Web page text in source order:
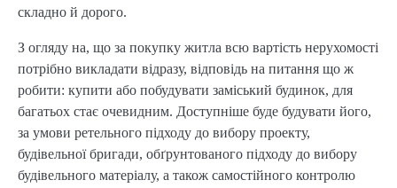
складно й дорого.
З огляду на, що за покупку житла всю вартість нерухомості
потрібно викладати відразу, відповідь на питання що ж
робити: купити або побудувати заміський будинок, для
багатьох стає очевидним. Доступніше буде будувати його,
за умови ретельного підходу до вибору проекту,
будівельної бригади, обґрунтованого підходу до вибору
будівельного матеріалу, а також самостійного контролю